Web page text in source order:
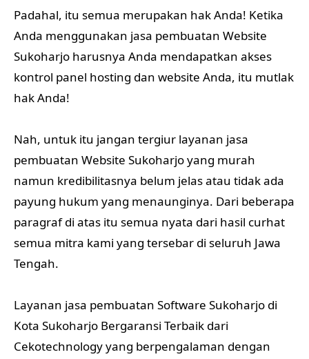
Padahal, itu semua merupakan hak Anda! Ketika
Anda menggunakan jasa pembuatan Website
Sukoharjo harusnya Anda mendapatkan akses
kontrol panel hosting dan website Anda, itu mutlak
hak Anda!
Nah, untuk itu jangan tergiur layanan jasa
pembuatan Website Sukoharjo yang murah
namun kredibilitasnya belum jelas atau tidak ada
payung hukum yang menaunginya. Dari beberapa
paragraf di atas itu semua nyata dari hasil curhat
semua mitra kami yang tersebar di seluruh Jawa
Tengah.
Layanan jasa pembuatan Software Sukoharjo di
Kota Sukoharjo Bergaransi Terbaik dari
Cekotechnology yang berpengalaman dengan